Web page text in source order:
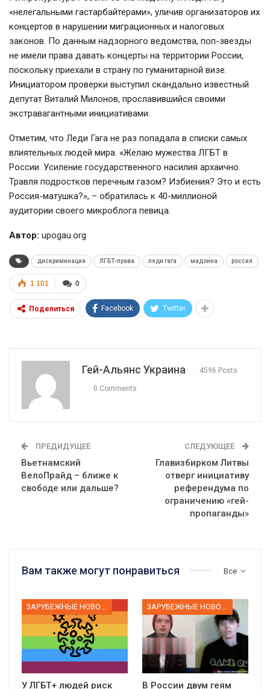
«нелегальными гастарбайтерами», уличив организаторов их
концертов в нарушении миграционных и налоговых
законов. По данным надзорного ведомства, поп-звезды
не имели права давать концерты на территории России,
поскольку приехали в страну по гуманитарной визе.
Инициатором проверки выступил скандально известный
депутат Виталий Милонов, прославившийся своими
экстравагантными инициативами.
Отметим, что Леди Гага не раз попадала в списки самых
влиятельных людей мира. «Желаю мужества ЛГБТ в
России. Усиление государственного насилия архаично.
Травля подростков перечным газом? Избиения? Это и есть
Россия-матушка?», – обратилась к 40-миллионой
аудитории своего микроблога певица.
Автор: upogau.org
дискриминация ЛГБТ-права леди гага мадонна россия
0
1 101
Поделиться Facebook Twitter
Гей-Альянс Украина 4596 Posts
0 Comments
ПРЕДИДУЩЕЕ
Вьетнамский
ВелоПрайд – ближе к
свободе или дальше?
СЛЕДУЮЩЕЕ
Главизбирком Литвы
отверг инициативу
референдума по
ограничению «гей-
пропаганды»
Все
Вам также могут понравиться
У ЛГБТ+ людей риск В России двум геям